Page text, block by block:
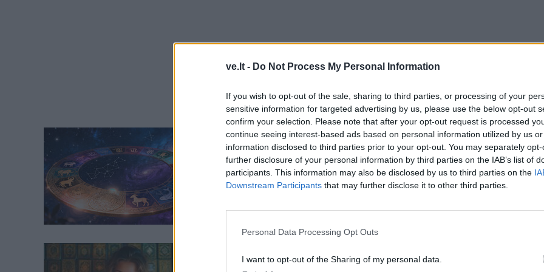
ve.lt - Do Not Process My Personal Information
If you wish to opt-out of the sale, sharing to third parties, or processing of your
sensitive information for targeted advertising by us, please use the below opt-out
confirm your selection. Please note that after your opt-out request is processed
continue seeing interest-based ads based on personal information utilized by us
information disclosed to third parties prior to your opt-out. You may separately
further disclosure of your personal information by third parties on the IAB’s list of
participants. This information may also be disclosed by us to third parties on the
Downstream Participants that may further disclose it to other third parties.
Personal Data Processing Opt Outs
I want to opt-out of the Sharing of my personal data.
Horoskopai 2026-08-
Dienos horoskopas 12 Zodiako ženklų: svarbu
neperžengti savo galimybių ribos
2026-08-